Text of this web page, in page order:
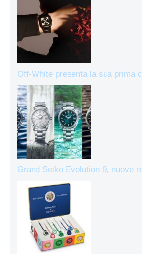
Off-White presenta la sua prima
Grand Seiko Evolution 9, nuove